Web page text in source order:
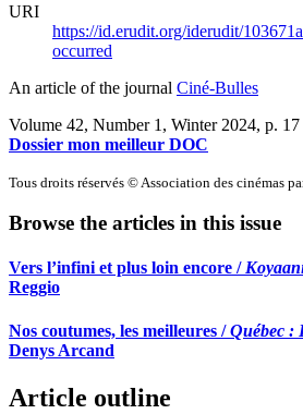
URI
https://id.erudit.org/iderudit/
occurred
An article of the journal Ciné-Bulles
Volume 42, Number 1, Winter 2024, p. 17
Dossier mon meilleur DOC
Tous droits réservés © Association des cinémas
Browse the articles in this issue
Vers l’infini et plus loin encore /
Reggio
Nos coutumes, les meilleures /Québec :
Denys Arcand
Article outline